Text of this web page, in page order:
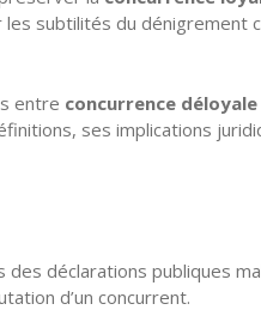
subtilités du dénigrement
entre concurrence déloyale
ses implications
déclarations publiques
d’un concurrent.